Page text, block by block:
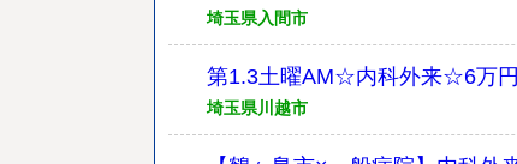
埼玉県入間市
第1.3土曜AM☆内科外来☆6万
埼玉県川越市